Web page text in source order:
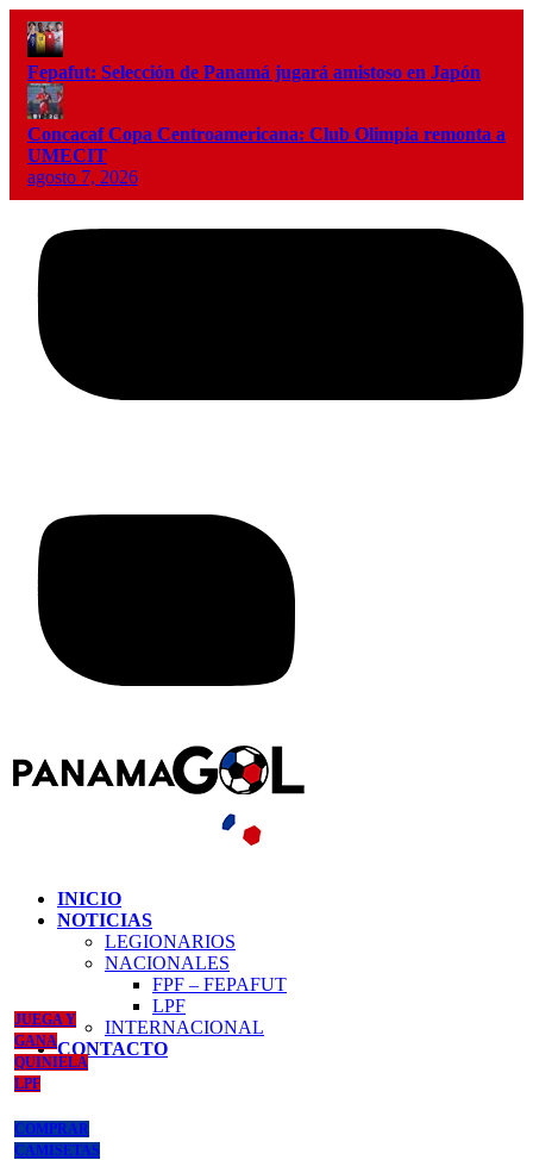
Fepafut: Selección de Panamá jugará amistoso en Japón
Concacaf Copa Centroamericana: Club Olimpia remonta a
UMECIT
agosto 7, 2026
INICIO
NOTICIAS
LEGIONARIOS
NACIONALES
FPF – FEPAFUT
LPF
INTERNACIONAL
CONTACTO
JUEGA Y
GANA
QUINIELA
LPF
COMPRAR
CAMISETAS